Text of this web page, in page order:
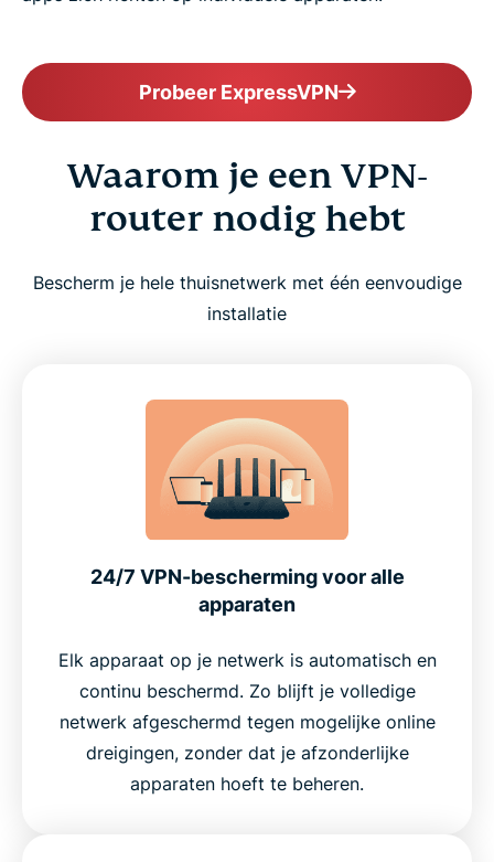
Probeer ExpressVPN
Waarom je een VPN-
router nodig hebt
Bescherm je hele thuisnetwerk met één eenvoudige
installatie
24/7 VPN-bescherming voor alle
apparaten
Elk apparaat op je netwerk is automatisch en
continu beschermd. Zo blijft je volledige
netwerk afgeschermd tegen mogelijke online
dreigingen, zonder dat je afzonderlijke
apparaten hoeft te beheren.